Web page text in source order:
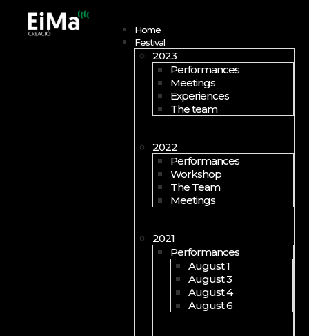
Home
Festival
2023
Performances
Meetings
Experiences
The team
2022
Performances
Workshop
The Team
Meetings
2021
Performances
August 1
August 3
August 4
August 6